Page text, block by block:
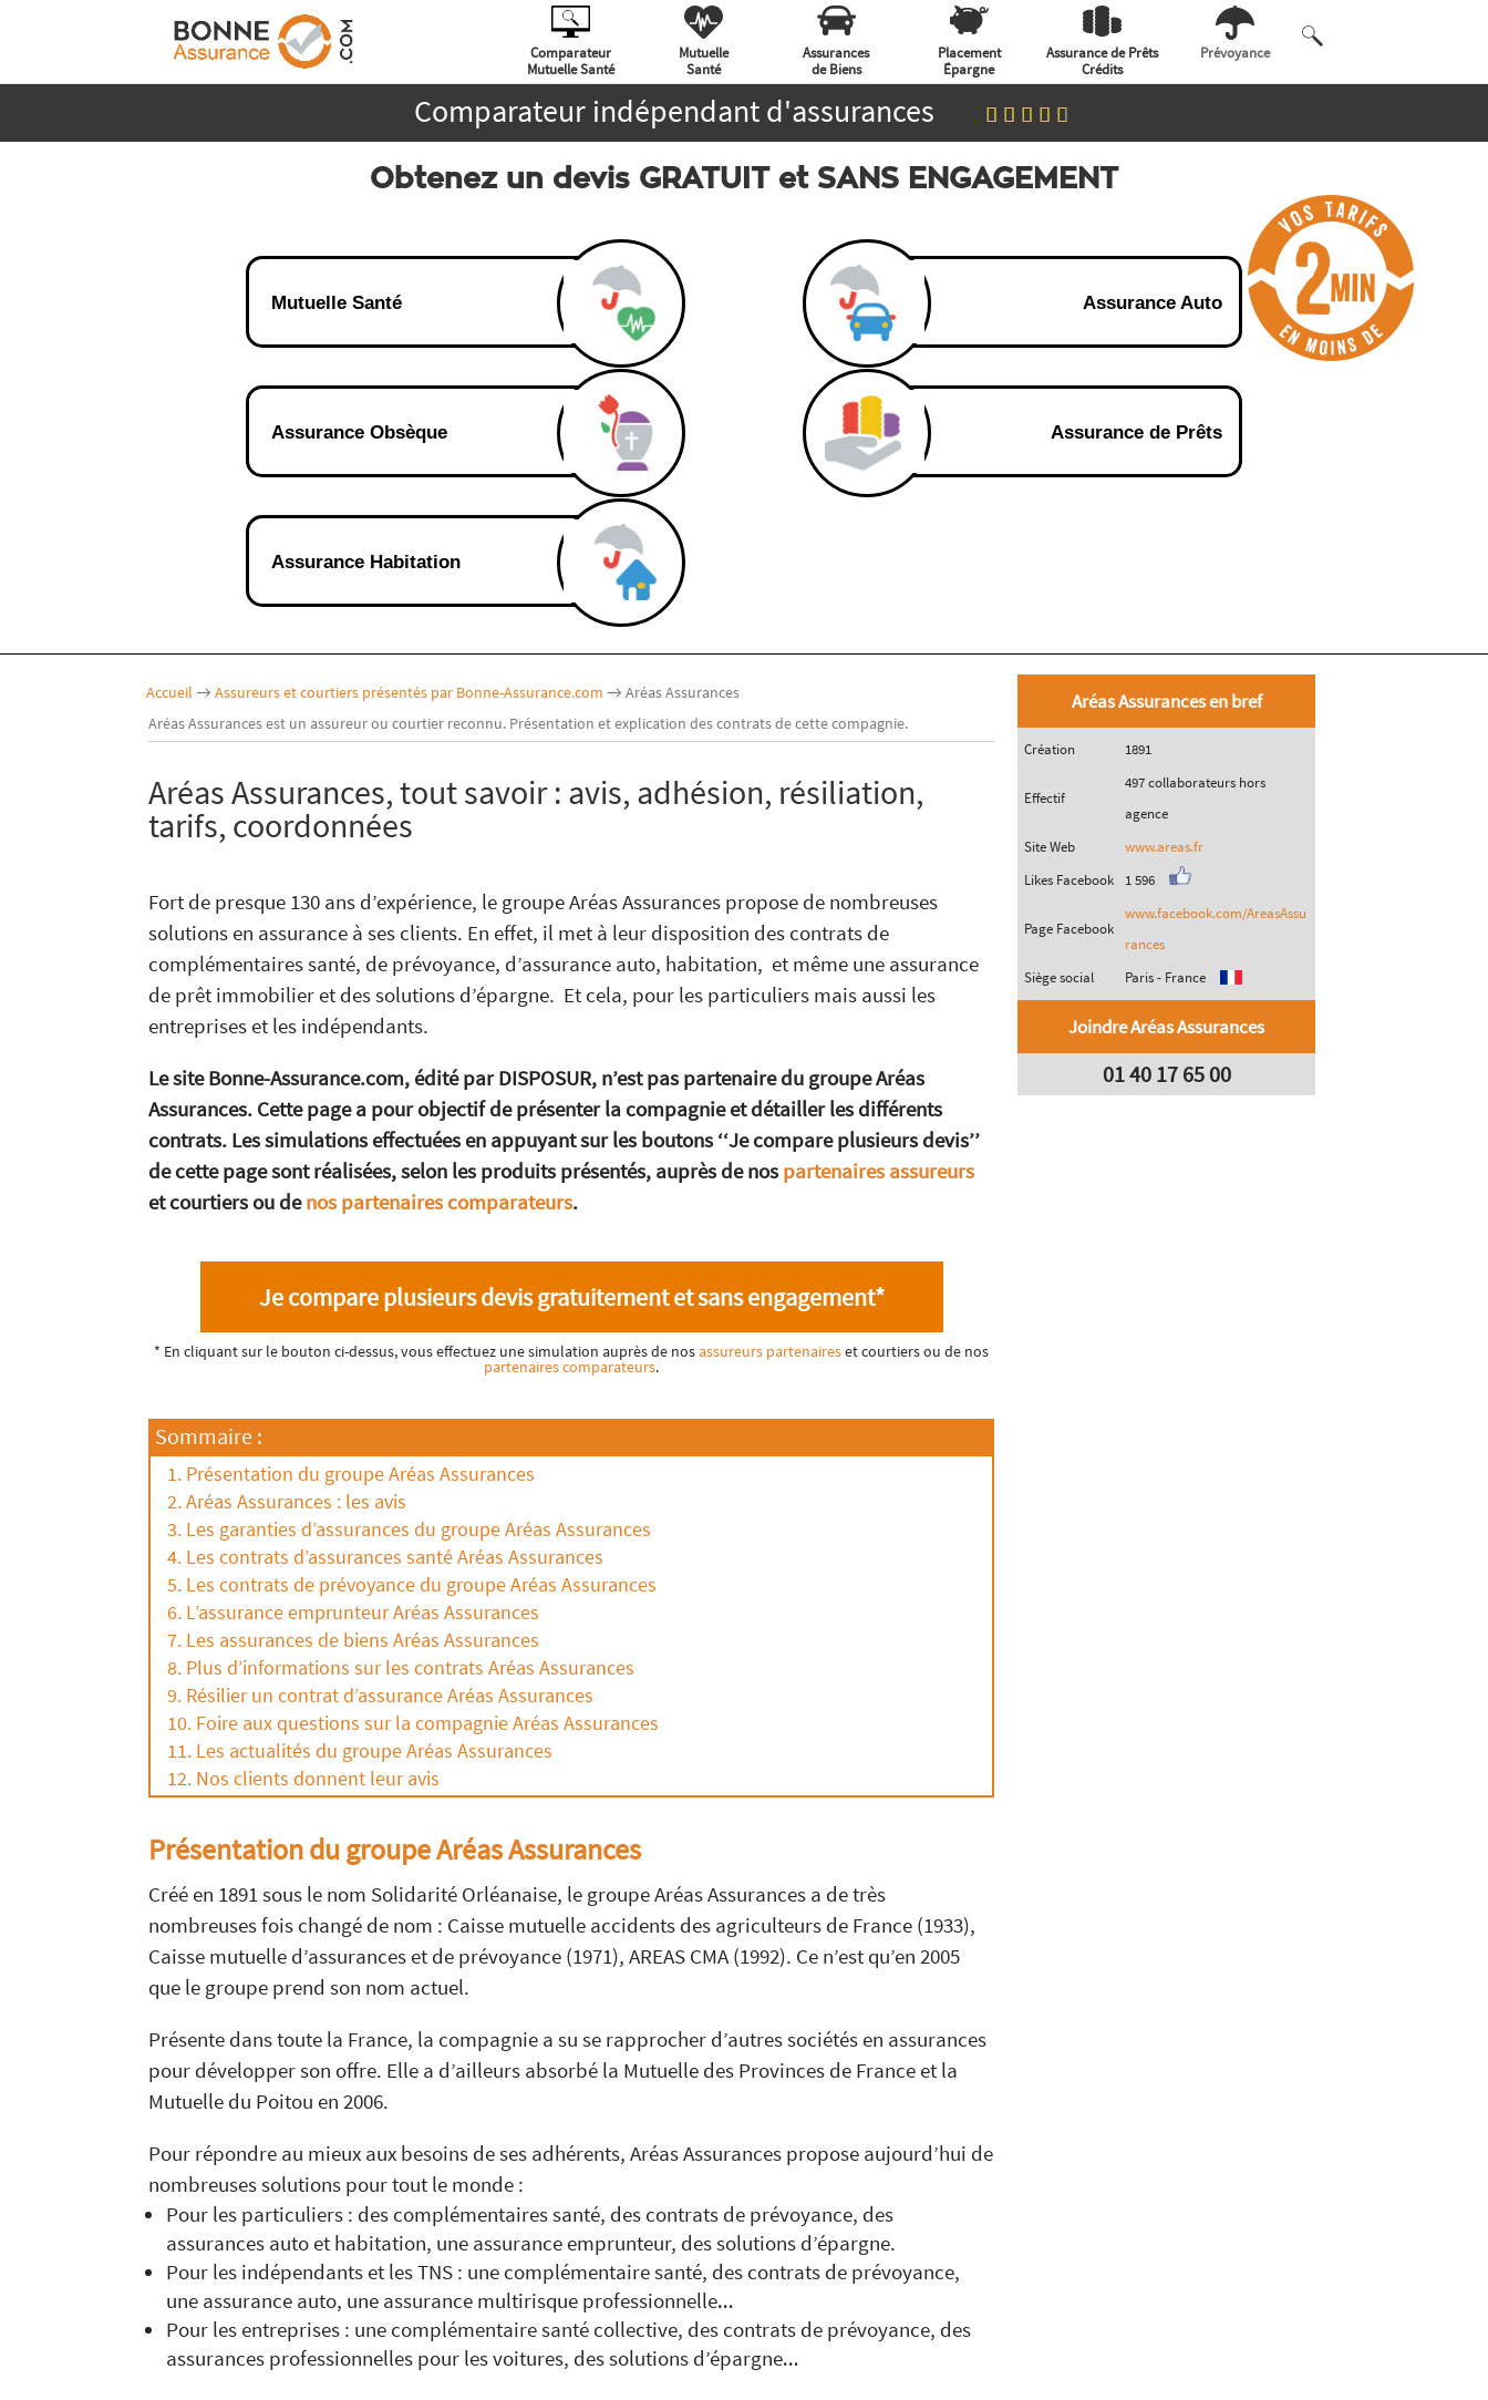
Comparateur
Mutuelle Santé
Mutuelle
Santé
Assurances
de Biens
Placement
Épargne
Assurance de Prêts
Crédits
Prévoyance
Comparateur indépendant d'assurances
Obtenez un devis GRATUIT et SANS ENGAGEMENT
Mutuelle Santé Assurance Auto
Assurance Obsèque Assurance de Prêts
Assurance Habitation
Accueil → Assureurs et courtiers présentés par Bonne-Assurance.com → Aréas Assurances
Aréas Assurances est un assureur ou courtier reconnu. Présentation et explication des contrats de cette compagnie.
Aréas Assurances, tout savoir : avis, adhésion, résiliation,
tarifs, coordonnées
Fort de presque 130 ans d’expérience, le groupe Aréas Assurances propose de nombreuses
solutions en assurance à ses clients. En effet, il met à leur disposition des contrats de
complémentaires santé, de prévoyance, d’assurance auto, habitation, et même une assurance
de prêt immobilier et des solutions d’épargne. Et cela, pour les particuliers mais aussi les
entreprises et les indépendants.
Le site Bonne-Assurance.com, édité par DISPOSUR, n’est pas partenaire du groupe Aréas
Assurances. Cette page a pour objectif de présenter la compagnie et détailler les différents
contrats. Les simulations effectuées en appuyant sur les boutons ‘‘Je compare plusieurs devis’’
de cette page sont réalisées, selon les produits présentés, auprès de nos partenaires assureurs
et courtiers ou denos partenaires comparateurs.
Je compare plusieurs devis gratuitement et sans engagement*
* En cliquant sur le bouton ci-dessus, vous effectuez une simulation auprès de nosassureurs partenaireset courtiers ou de nos
partenaires comparateurs.
Sommaire :
Présentation du groupe Aréas Assurances
Aréas Assurances : les avis
Les garanties d’assurances du groupe Aréas Assurances
Les contrats d’assurances santé Aréas Assurances
Les contrats de prévoyance du groupe Aréas Assurances
L’assurance emprunteur Aréas Assurances
Les assurances de biens Aréas Assurances
Plus d’informations sur les contrats Aréas Assurances
Résilier un contrat d’assurance Aréas Assurances
Foire aux questions sur la compagnie Aréas Assurances
Les actualités du groupe Aréas Assurances
Nos clients donnent leur avis
Présentation du groupe Aréas Assurances
Créé en 1891 sous le nom Solidarité Orléanaise, le groupe Aréas Assurances a de très
nombreuses fois changé de nom : Caisse mutuelle accidents des agriculteurs de France (1933),
Caisse mutuelle d’assurances et de prévoyance (1971), AREAS CMA (1992). Ce n’est qu’en 2005
que le groupe prend son nom actuel.
Présente dans toute la France, la compagnie a su se rapprocher d’autres sociétés en assurances
pour développer son offre. Elle a d’ailleurs absorbé la Mutuelle des Provinces de France et la
Mutuelle du Poitou en 2006.
Pour répondre au mieux aux besoins de ses adhérents, Aréas Assurances propose aujourd’hui de
nombreuses solutions pour tout le monde :
Pour les particuliers : des complémentaires santé, des contrats de prévoyance, des
assurances auto et habitation, une assurance emprunteur, des solutions d’épargne.
Pour les indépendants et les TNS : une complémentaire santé, des contrats de prévoyance,
une assurance auto, une assurance multirisque professionnelle…
Pour les entreprises : une complémentaire santé collective, des contrats de prévoyance, des
assurances professionnelles pour les voitures, des solutions d’épargne…
Aréas Assurances en bref
Création 1891
Effectif
497 collaborateurs hors
agence
Site Web
www.areas.fr
Likes Facebook
1 596
Page Facebook
www.facebook.com/AreasAssu
rances
Siège social
Paris - France
Joindre Aréas Assurances
01 40 17 65 00